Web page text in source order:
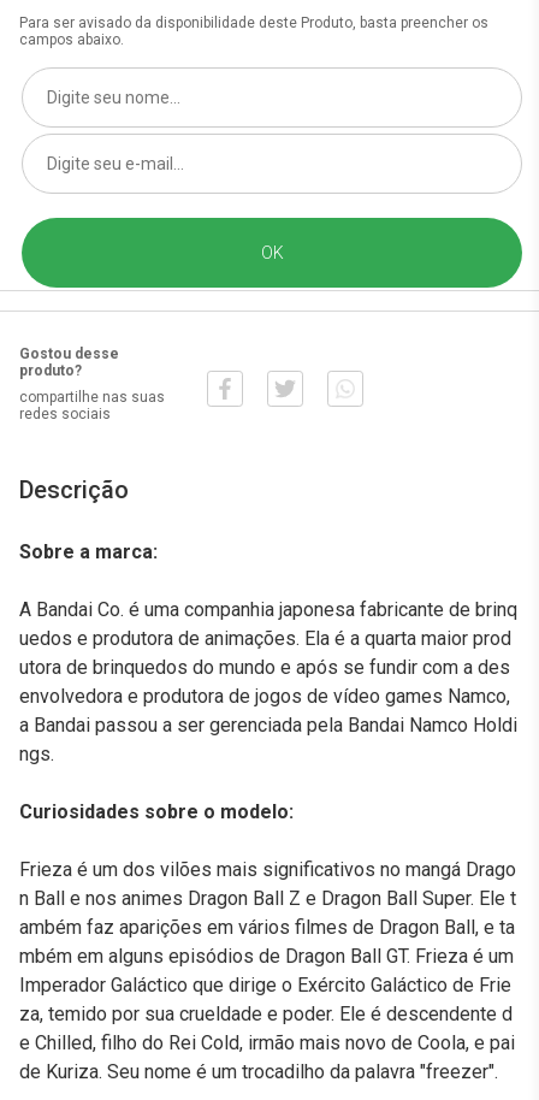
Para ser avisado da disponibilidade deste Produto, basta preencher os
campos abaixo.
Gostou desse
produto?
compartilhe nas suas
redes sociais
Descrição
Sobre a marca:
A Bandai Co. é uma companhia japonesa fabricante de brinq
uedos e produtora de animações. Ela é a quarta maior prod
utora de brinquedos do mundo e após se fundir com a des
envolvedora e produtora de jogos de vídeo games Namco,
a Bandai passou a ser gerenciada pela Bandai Namco Holdi
ngs.
Curiosidades sobre o modelo:
Frieza é um dos vilões mais significativos no mangá Drago
n Ball e nos animes Dragon Ball Z e Dragon Ball Super. Ele t
ambém faz aparições em vários filmes de Dragon Ball, e ta
mbém em alguns episódios de Dragon Ball GT. Frieza é um
Imperador Galáctico que dirige o Exército Galáctico de Frie
za, temido por sua crueldade e poder. Ele é descendente d
e Chilled, filho do Rei Cold, irmão mais novo de Coola, e pai
de Kuriza. Seu nome é um trocadilho da palavra "freezer".